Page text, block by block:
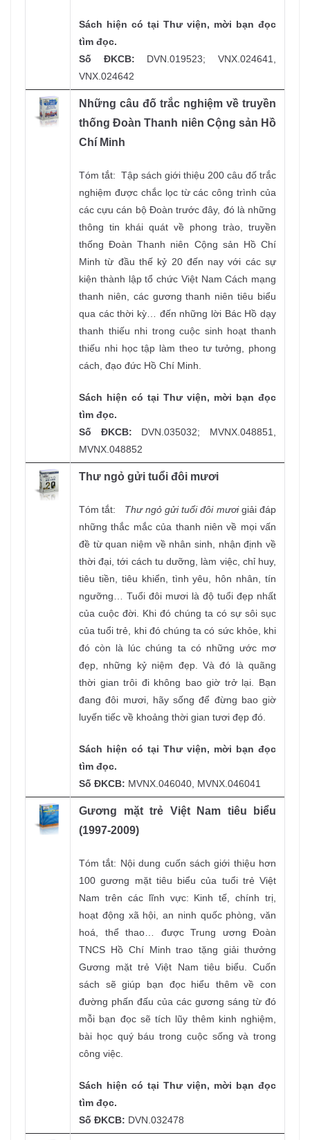
Sách hiện có tại Thư viện, mời bạn đọc
tìm đọc.
Số ĐKCB: DVN.019523; VNX.024641,
VNX.024642
Những câu đố trắc nghiệm về truyền
thống Đoàn Thanh niên Cộng sản Hồ
Chí Minh
Tóm tắt: Tập sách giới thiệu 200 câu đố trắc
nghiệm được chắc lọc từ các công trình của
các cựu cán bộ Đoàn trước đây, đó là những
thông tin khái quát về phong trào, truyền
thống Đoàn Thanh niên Cộng sản Hồ Chí
Minh từ đầu thế kỷ 20 đến nay với các sự
kiện thành lập tổ chức Việt Nam Cách mạng
thanh niên, các gương thanh niên tiêu biểu
qua các thời kỳ… đến những lời Bác Hồ dạy
thanh thiếu nhi trong cuộc sinh hoạt thanh
thiếu nhi học tập làm theo tư tưởng, phong
cách, đạo đức Hồ Chí Minh.
Sách hiện có tại Thư viện, mời bạn đọc
tìm đọc.
Số ĐKCB: DVN.035032; MVNX.048851,
MVNX.048852
Thư ngỏ gửi tuổi đôi mươi
Tóm tắt: Thư ngỏ gửi tuổi đôi mươigiải đáp
những thắc mắc của thanh niên về mọi vấn
đề từ quan niệm về nhân sinh, nhận định về
thời đại, tới cách tu dưỡng, làm việc, chỉ huy,
tiêu tiền, tiêu khiển, tình yêu, hôn nhân, tín
ngưỡng… Tuổi đôi mươi là độ tuổi đẹp nhất
của cuộc đời. Khi đó chúng ta có sự sôi sục
của tuổi trẻ, khi đó chúng ta có sức khỏe, khi
đó còn là lúc chúng ta có những ước mơ
đẹp, những kỷ niệm đẹp. Và đó là quãng
thời gian trôi đi không bao giờ trở lại. Bạn
đang đôi mươi, hãy sống để đừng bao giờ
luyến tiếc về khoảng thời gian tươi đẹp đó.
Sách hiện có tại Thư viện, mời bạn đọc
tìm đọc.
Số ĐKCB: MVNX.046040, MVNX.046041
Gương mặt trẻ Việt Nam tiêu biểu
(1997-2009)
Tóm tắt: Nội dung cuốn sách giới thiệu hơn
100 gương mặt tiêu biểu của tuổi trẻ Việt
Nam trên các lĩnh vực: Kinh tế, chính trị,
hoạt động xã hội, an ninh quốc phòng, văn
hoá, thể thao… được Trung ương Đoàn
TNCS Hồ Chí Minh trao tặng giải thưởng
Gương mặt trẻ Việt Nam tiêu biểu. Cuốn
sách sẽ giúp bạn đọc hiểu thêm về con
đường phấn đấu của các gương sáng từ đó
mỗi bạn đọc sẽ tích lũy thêm kinh nghiệm,
bài học quý báu trong cuộc sống và trong
công việc.
Sách hiện có tại Thư viện, mời bạn đọc
tìm đọc.
Số ĐKCB: DVN.032478